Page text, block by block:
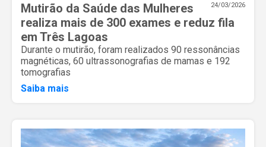
24/03/2026
Mutirão da Saúde das Mulheres
realiza mais de 300 exames e reduz fila
em Três Lagoas
Durante o mutirão, foram realizados 90 ressonâncias
magnéticas, 60 ultrassonografias de mamas e 192
tomografias
Saiba mais